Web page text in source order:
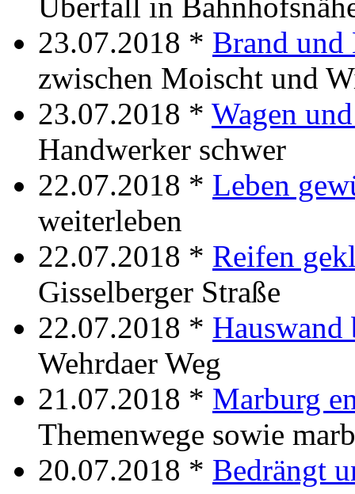
23.07.2018 * Brand und
zwischen Moischt und
23.07.2018 * Wagen
Handwerker schwer
22.07.2018 * Leben
weiterleben
22.07.2018 * Reifen
Gisselberger Straße
22.07.2018 * Hauswand
Wehrdaer Weg
21.07.2018 * Marburg
Themenwege sowie
20.07.2018 * Bedrängt